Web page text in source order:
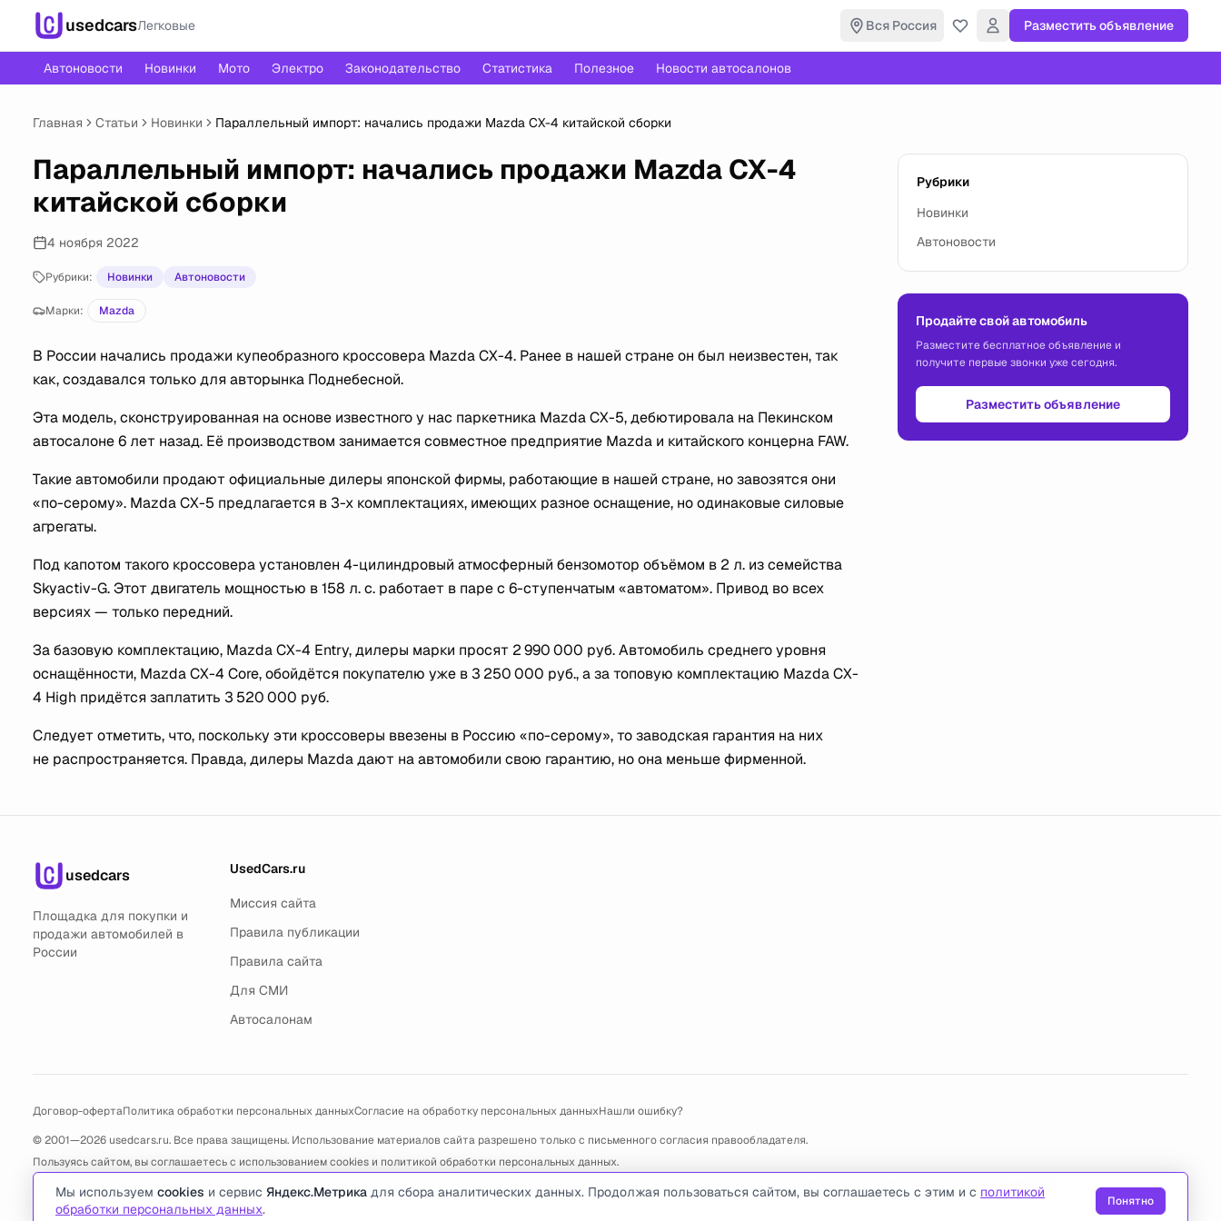
usedcarsЛегковые Вся Россия Разместить объявление
Автоновости Новинки Мото Электро Законодательство Статистика Полезное Новости автосалонов
Главная Статьи Новинки Параллельный импорт: начались продажи Mazda CX-4 китайской сборки
Параллельный импорт: начались продажи Mazda CX-4
китайской сборки
4 ноября 2022
Рубрики: Новинки Автоновости
Марки: Mazda
В России начались продажи купеобразного кроссовера Mazda CX-4. Ранее в нашей стране он был неизвестен, так
как, создавался только для авторынка Поднебесной.
Эта модель, сконструированная на основе известного у нас паркетника Mazda CX-5, дебютировала на Пекинском
автосалоне 6 лет назад. Её производством занимается совместное предприятие Mazda и китайского концерна FAW.
Такие автомобили продают официальные дилеры японской фирмы, работающие в нашей стране, но завозятся они
«по-серому». Mazda CX-5 предлагается в 3-х комплектациях, имеющих разное оснащение, но одинаковые силовые
агрегаты.
Под капотом такого кроссовера установлен 4-цилиндровый атмосферный бензомотор объёмом в 2 л. из семейства
Skyactiv-G. Этот двигатель мощностью в 158 л. с. работает в паре с 6-ступенчатым «автоматом». Привод во всех
версиях — только передний.
За базовую комплектацию, Mazda CX-4 Entry, дилеры марки просят 2 990 000 руб. Автомобиль среднего уровня
оснащённости, Mazda CX-4 Core, обойдётся покупателю уже в 3 250 000 руб., а за топовую комплектацию Mazda CX-
4 High придётся заплатить 3 520 000 руб.
Следует отметить, что, поскольку эти кроссоверы ввезены в Россию «по-серому», то заводская гарантия на них
не распространяется. Правда, дилеры Mazda дают на автомобили свою гарантию, но она меньше фирменной.
Рубрики
Новинки
Автоновости
Продайте свой автомобиль
Разместите бесплатное объявление и
получите первые звонки уже сегодня.
Разместить объявление
usedcars
Площадка для покупки и
продажи автомобилей в
России
UsedCars.ru
Миссия сайта
Правила публикации
Правила сайта
Для СМИ
Автосалонам
Договор-офертаПолитика обработки персональных данныхСогласие на обработку персональных данныхНашли ошибку?
© 2001—2026 usedcars.ru. Все права защищены. Использование материалов сайта разрешено только с письменного согласия правообладателя.
Пользуясь сайтом, вы соглашаетесь с использованием cookies и политикой обработки персональных данных.
support@usedcars.ru @usedcarsru_support
Мы используем cookies и сервис Яндекс.Метрика для сбора аналитических данных. Продолжая пользоваться сайтом, вы соглашаетесь с этим и с политикой
обработки персональных данных. Понятно